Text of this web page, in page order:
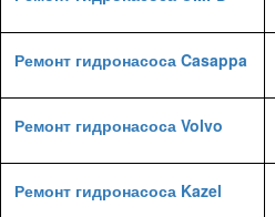
Ремонт гидронасоса Casappa
Ремонт гидронасоса Volvo
Ремонт гидронасоса Kazel